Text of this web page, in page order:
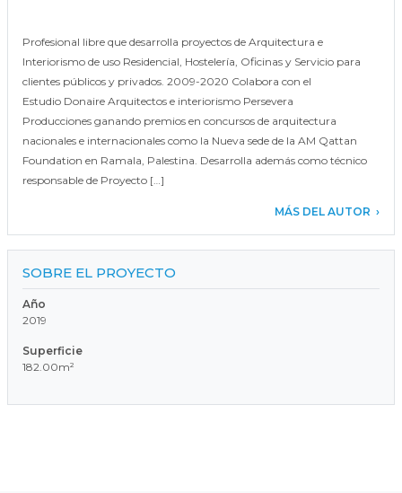
Profesional libre que desarrolla proyectos de Arquitectura e
Interiorismo de uso Residencial, Hostelería, Oficinas y Servicio para
clientes públicos y privados. 2009-2020 Colabora con el
Estudio Donaire Arquitectos e interiorismo Persevera
Producciones ganando premios en concursos de arquitectura
nacionales e internacionales como la Nueva sede de la AM Qattan
Foundation en Ramala, Palestina. Desarrolla además como técnico
responsable de Proyecto […]
MÁS DEL AUTOR
SOBRE EL PROYECTO
Año
2019
Superficie
182.00m²